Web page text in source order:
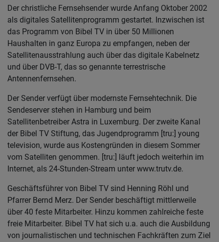
Der christliche Fernsehsender wurde Anfang Oktober 2002
als digitales Satellitenprogramm gestartet. Inzwischen ist
das Programm von Bibel TV in über 50 Millionen
Haushalten in ganz Europa zu empfangen, neben der
Satellitenausstrahlung auch über das digitale Kabelnetz
und über DVB-T, das so genannte terrestrische
Antennenfernsehen.
Der Sender verfügt über modernste Fernsehtechnik. Die
Sendeserver stehen in Hamburg und beim
Satellitenbetreiber Astra in Luxemburg. Der zweite Kanal
der Bibel TV Stiftung, das Jugendprogramm [tru:] young
television, wurde aus Kostengründen in diesem Sommer
vom Satelliten genommen. [tru:] läuft jedoch weiterhin im
Internet, als 24-Stunden-Stream unter www.trutv.de.
Geschäftsführer von Bibel TV sind Henning Röhl und
Pfarrer Bernd Merz. Der Sender beschäftigt mittlerweile
über 40 feste Mitarbeiter. Hinzu kommen zahlreiche feste
freie Mitarbeiter. Bibel TV hat sich u.a. auch die Ausbildung
von journalistischen und technischen Fachkräften zum Ziel